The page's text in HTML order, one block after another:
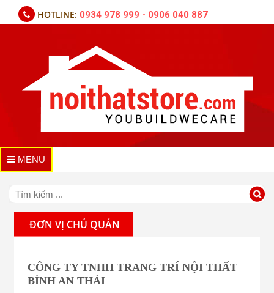
HOTLINE: 0934 978 999 - 0906 040 887
MENU
ĐƠN VỊ CHỦ QUẢN
CÔNG TY TNHH TRANG TRÍ NỘI THẤT
BÌNH AN THÁI